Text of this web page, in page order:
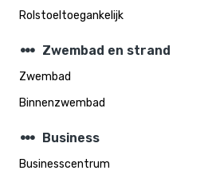
Rolstoeltoegankelijk
steppers Zwembad en strand
Zwembad
Binnenzwembad
steppers Business
Businesscentrum